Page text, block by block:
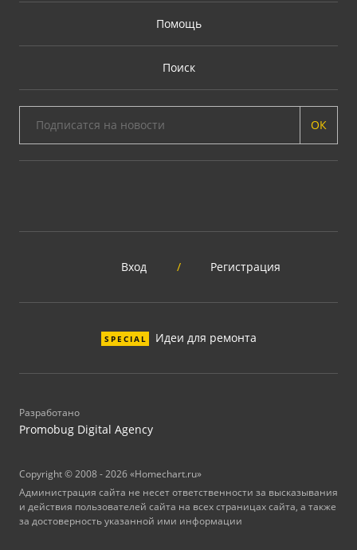
Помощь
Поиск
ОК
Вход / Регистрация
SPECIAL Идеи для ремонта
Разработано
Promobug Digital Agency
Copyright © 2008 - 2026 «Homechart.ru»
Администрация сайта не несет ответственности за высказывания
и действия пользователей сайта на всех страницах сайта, а также
за достоверность указанной ими информации